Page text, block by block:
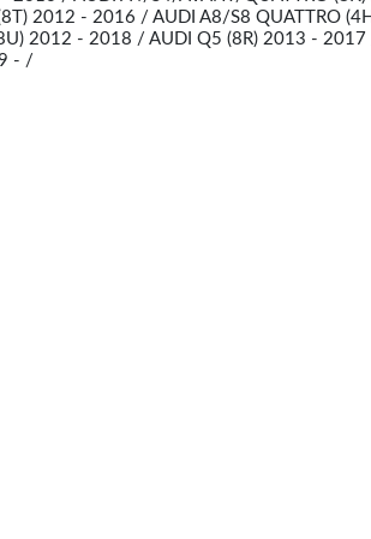
2012 - 2016 / AUDI A8/S8 QUATTRO
2012 - 2018 / AUDI Q5 (8R) 2013 - 2017
- /